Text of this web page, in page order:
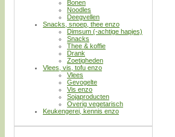
Bonen
Noodles
Deegvellen
Snacks, snoep, thee enzo
Dimsum (-achtige hapjes)
Snacks
Thee & koffie
Drank
Zoetigheden
Vlees, vis, tofu enzo
Vlees
Gevogelte
Vis enzo
Sojaproducten
Overig vegetarisch
Keukengerei, kennis enzo